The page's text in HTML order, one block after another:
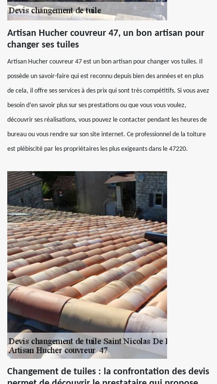
Artisan Hucher couvreur 47, un bon artisan pour
changer ses tuiles
Artisan Hucher couvreur 47 est un bon artisan pour changer vos tuiles. Il
possède un savoir-faire qui est reconnu depuis bien des années et en plus
de cela, il offre ses services à des prix qui sont très compétitifs. Si vous avez
besoin d’en savoir plus sur ses prestations ou que vous vous voulez,
découvrir ses réalisations, vous pouvez le contacter pendant les heures de
bureau ou vous rendre sur son site internet. Ce professionnel de la toiture
est plébiscité par les propriétaires les plus exigeants dans le 47220.
Changement de tuiles : la confrontation des devis